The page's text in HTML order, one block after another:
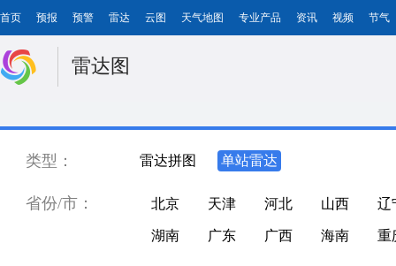
首页 预报 预警 雷达 云图 天气地图 专业产品 资讯 视频 节气
雷达图
类型： 雷达拼图 单站雷达
省份/市： 北京 天津 河北 山西 辽
湖南 广东 广西 海南 重